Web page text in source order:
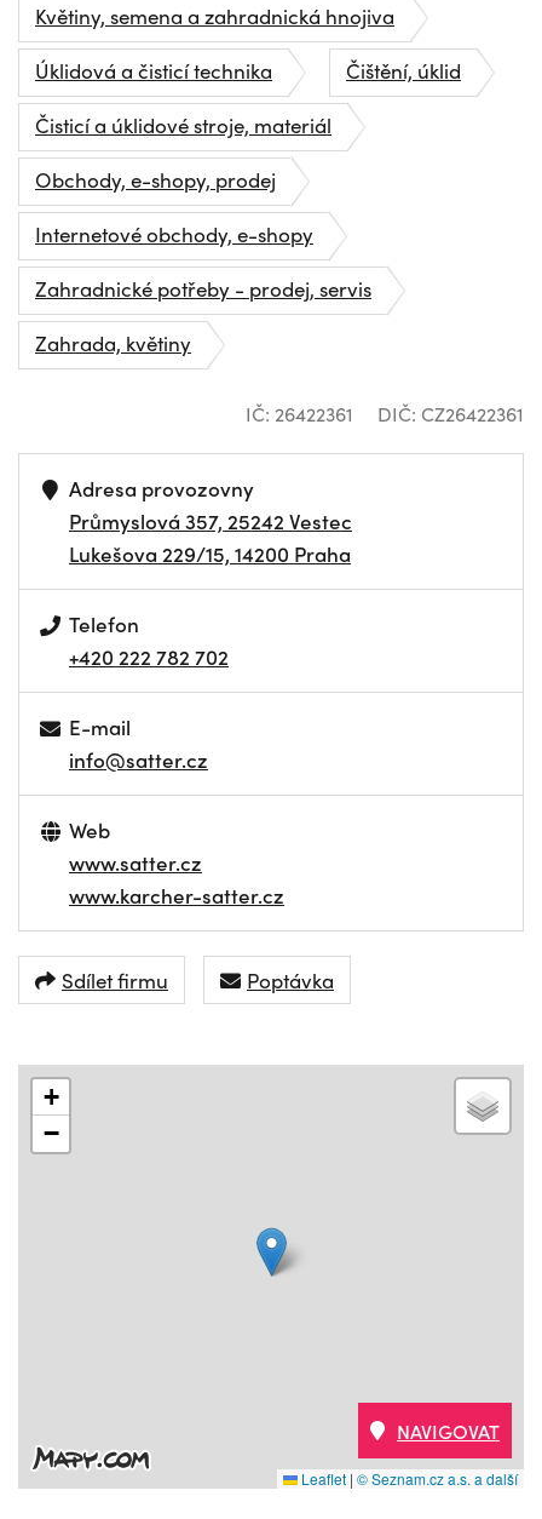
Květiny, semena a zahradnická hnojiva
Úklidová a čisticí technika
Čištění, úklid
Čisticí a úklidové stroje, materiál
Obchody, e-shopy, prodej
Internetové obchody, e-shopy
Zahradnické potřeby - prodej, servis
Zahrada, květiny
IČ: 26422361 DIČ: CZ26422361
Adresa provozovny
Průmyslová 357, 25242 Vestec
Lukešova 229/15, 14200 Praha
Telefon
+420 222 782 702
E-mail
info@satter.cz
Web
www.satter.cz
www.karcher-satter.cz
Sdílet firmu Poptávka
+
−
Leaflet | © Seznam.cz a.s. a další
NAVIGOVAT